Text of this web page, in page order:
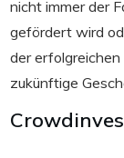
nicht immer der
gefördert wird
der
zukünftige